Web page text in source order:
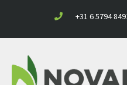
+31 6 5794